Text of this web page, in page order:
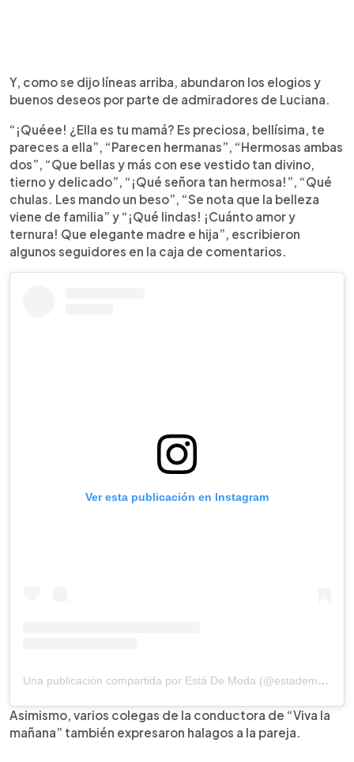
Y, como se dijo líneas arriba, abundaron los elogios y
buenos deseos por parte de admiradores de Luciana.
“¡Quéee! ¿Ella es tu mamá? Es preciosa, bellísima, te
pareces a ella”, “Parecen hermanas”, “Hermosas ambas
dos”, “Que bellas y más con ese vestido tan divino,
tierno y delicado”, “¡Qué señora tan hermosa!”, “Qué
chulas. Les mando un beso”, “Se nota que la belleza
viene de familia” y “¡Qué lindas! ¡Cuánto amor y
ternura! Que elegante madre e hija”, escribieron
algunos seguidores en la caja de comentarios.
Ver esta publicación en Instagram
Una publicación compartida por Está De Moda (@estademodasv)
Asimismo, varios colegas de la conductora de “Viva la
mañana” también expresaron halagos a la pareja.